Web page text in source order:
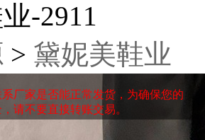
-2911
> 黛妮美鞋业
厂家是否能正常发货，为确保您的
请不要直接转账交易。